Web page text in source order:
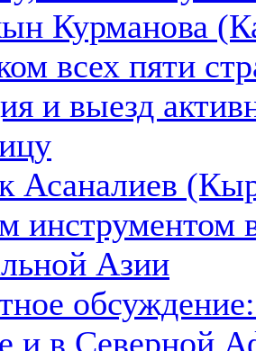
Курманова
всех пяти
и выезд
Асаналиев
инструментом
Азии
и в Северной